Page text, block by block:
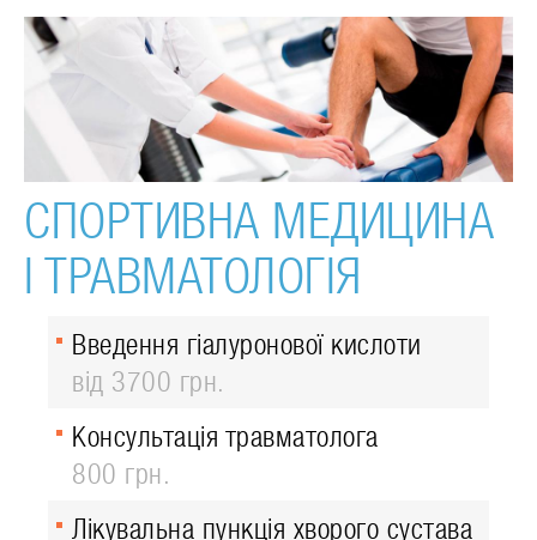
СПОРТИВНА МЕДИЦИНА
І ТРАВМАТОЛОГІЯ
Введення гіалуронової кислоти
від 3700 грн.
Консультація травматолога
800 грн.
Лікувальна пункція хворого сустава